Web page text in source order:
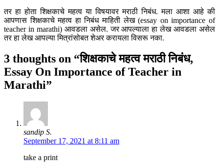
तर हा होता शिक्षकाचे महत्व या विषयावर मराठी निबंध. मला आशा आहे की
आपणास शिक्षकाचे महत्व हा निबंध माहिती लेख (essay on importance of
teacher in marathi) आवडला असेल. जर आपल्याला हा लेख आवडला असेल
तर हा लेख आपल्या मित्रांसोबत शेअर करायला विसरू नका.
3 thoughts on “शिक्षकाचे महत्व मराठी निबंध,
Essay On Importance of Teacher in
Marathi”
sandip S.
September 17, 2021 at 8:11 am
take a print